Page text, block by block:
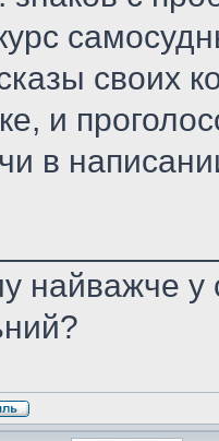
своих
и
в
найважче у